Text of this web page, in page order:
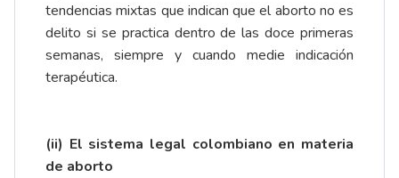
tendencias mixtas que indican que el aborto no es
delito si se practica dentro de las doce primeras
semanas, siempre y cuando medie indicación
terapéutica.
(ii) El sistema legal colombiano en materia
de aborto